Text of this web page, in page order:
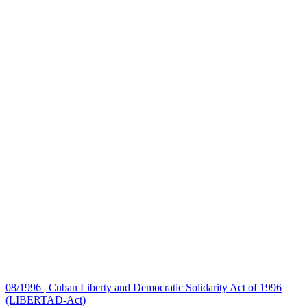
08/1996 | Cuban Liberty and Democratic Solidarity Act of 1996
(LIBERTAD-Act)